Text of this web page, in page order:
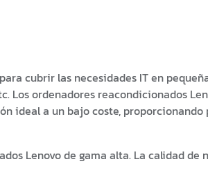
cubrir las necesidades IT en
ordenadores reacondicionados
ideal a un bajo coste,
Lenovo de gama alta. La calidad de